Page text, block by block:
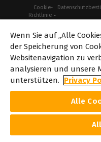
Cookie-
Richtlinie
Wenn Sie auf „Alle
der Speicherung von
Websitenavigation zu
analysieren und unsere
unterstützen.
Privacy
Alle